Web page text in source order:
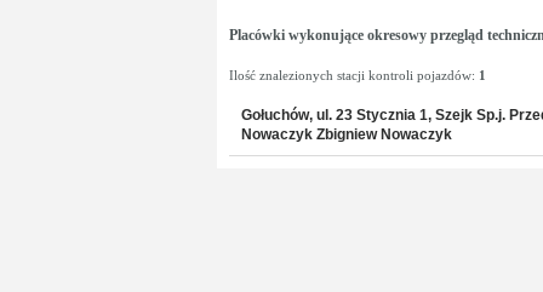
Placówki wykonujące okresowy przegląd
Ilość znalezionych stacji kontroli pojazdów: 1
Gołuchów, ul. 23 Stycznia 1, Szejk Sp.j.
Nowaczyk Zbigniew Nowaczyk